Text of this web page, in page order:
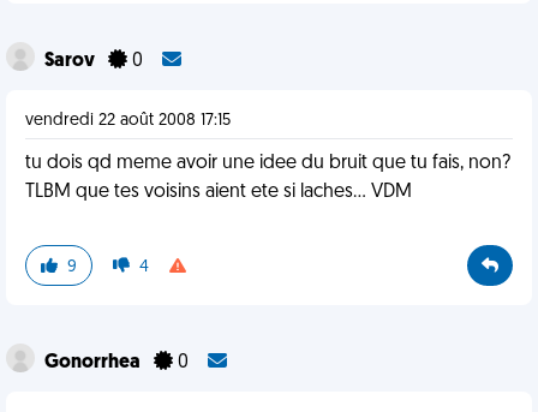
Sarov 0
vendredi 22 août 2008 17:15
tu dois qd meme avoir une idee du bruit que tu fais, non?
TLBM que tes voisins aient ete si laches... VDM
9 4
Gonorrhea 0